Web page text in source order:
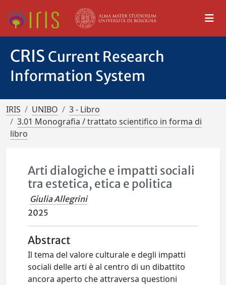
CRIS Current Research
Information System
IRIS UNIBO
3 - Libro
3.01 Monografia / trattato scientifico in forma di
libro
Arti dialogiche e impatti sociali
tra estetica, etica e politica
Giulia Allegrini
2025
Abstract
Il tema del valore culturale e degli impatti
sociali delle arti è al centro di un dibattito
ancora aperto che attraversa questioni